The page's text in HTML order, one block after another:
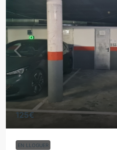
125€
EN LLOGUER